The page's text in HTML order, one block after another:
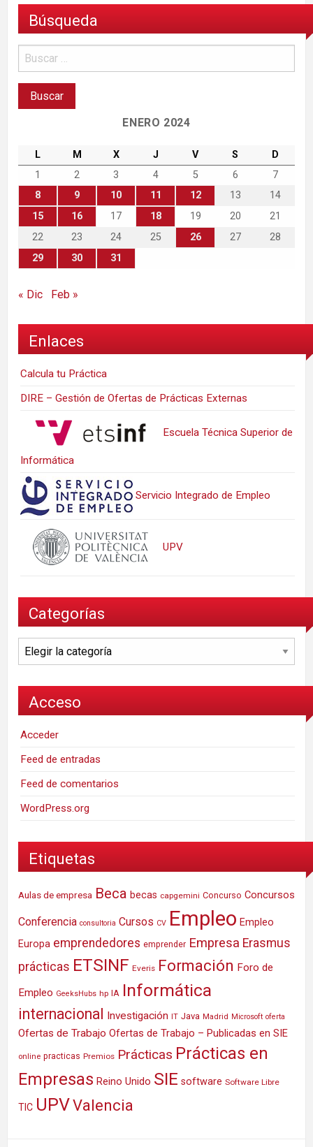
Búsqueda
ENERO 2024
L M X J V S
D
1
2 3 4 5 6
7
8
9 10 11 12 13
14
15
16 17 18 19 20
21
22
23 24 25 26 27
28
29
30 31
« Dic Feb »
Enlaces
Calcula tu Práctica
DIRE – Gestión de Ofertas de Prácticas Externas
Escuela Técnica Superior de
Informática
Servicio Integrado de Empleo
UPV
Categorías
Categorías
Acceso
Acceder
Feed de entradas
Feed de comentarios
WordPress.org
Etiquetas
Aulas de empresa Beca becas capgemini Concurso Concursos
Conferencia consultoria Cursos CV Empleo Empleo
Europa emprendedores emprender Empresa Erasmus
prácticas ETSINF Everis Formación Foro de
Empleo GeeksHubs hp IA Informática
internacional Investigación IT Java Madrid Microsoft oferta
Ofertas de Trabajo Ofertas de Trabajo – Publicadas en SIE
online practicas Premios Prácticas Prácticas en
Empresas Reino Unido SIE software Software Libre
TIC UPVValencia